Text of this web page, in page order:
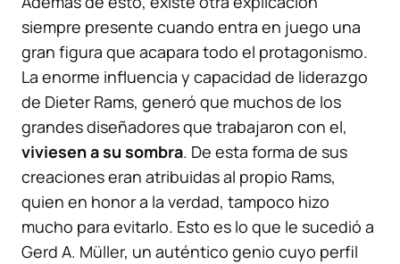
siempre presente cuando entra en juego una
gran figura que acapara todo el protagonismo.
La enorme influencia y capacidad de liderazgo
de Dieter Rams, generó que muchos de los
grandes diseñadores que trabajaron con el,
viviesen a su sombra. De esta forma de sus
creaciones eran atribuidas al propio Rams,
quien en honor a la verdad, tampoco hizo
mucho para evitarlo. Esto es lo que le sucedió a
Gerd A. Müller, un auténtico genio cuyo perfil